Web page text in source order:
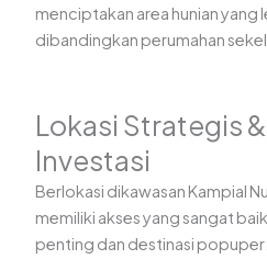
menciptakan area hunian yang
dibandingkan perumahan
Lokasi Strategis
Investasi
Berlokasi dikawasan Kampial
memiliki akses yang sangat
penting dan destinasi popuper: